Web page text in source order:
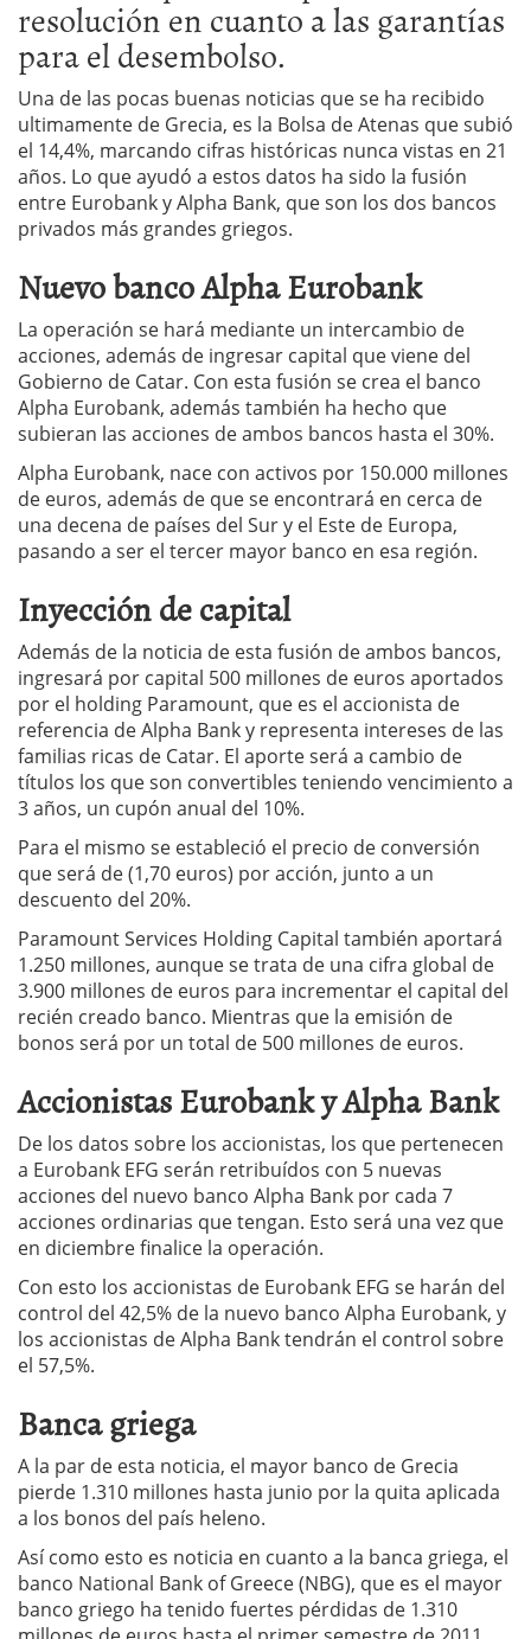
resolución en cuanto a las garantías
para el desembolso.
Una de las pocas buenas noticias que se ha recibido
ultimamente de Grecia, es la Bolsa de Atenas que subió
el 14,4%, marcando cifras históricas nunca vistas en 21
años. Lo que ayudó a estos datos ha sido la fusión
entre Eurobank y Alpha Bank, que son los dos bancos
privados más grandes griegos.
Nuevo banco Alpha Eurobank
La operación se hará mediante un intercambio de
acciones, además de ingresar capital que viene del
Gobierno de Catar. Con esta fusión se crea el banco
Alpha Eurobank, además también ha hecho que
subieran las acciones de ambos bancos hasta el 30%.
Alpha Eurobank, nace con activos por 150.000 millones
de euros, además de que se encontrará en cerca de
una decena de países del Sur y el Este de Europa,
pasando a ser el tercer mayor banco en esa región.
Inyección de capital
Además de la noticia de esta fusión de ambos bancos,
ingresará por capital 500 millones de euros aportados
por el holding Paramount, que es el accionista de
referencia de Alpha Bank y representa intereses de las
familias ricas de Catar. El aporte será a cambio de
títulos los que son convertibles teniendo vencimiento a
3 años, un cupón anual del 10%.
Para el mismo se estableció el precio de conversión
que será de (1,70 euros) por acción, junto a un
descuento del 20%.
Paramount Services Holding Capital también aportará
1.250 millones, aunque se trata de una cifra global de
3.900 millones de euros para incrementar el capital del
recién creado banco. Mientras que la emisión de
bonos será por un total de 500 millones de euros.
Accionistas Eurobank y Alpha Bank
De los datos sobre los accionistas, los que pertenecen
a Eurobank EFG serán retribuídos con 5 nuevas
acciones del nuevo banco Alpha Bank por cada 7
acciones ordinarias que tengan. Esto será una vez que
en diciembre finalice la operación.
Con esto los accionistas de Eurobank EFG se harán del
control del 42,5% de la nuevo banco Alpha Eurobank, y
los accionistas de Alpha Bank tendrán el control sobre
el 57,5%.
Banca griega
A la par de esta noticia, el mayor banco de Grecia
pierde 1.310 millones hasta junio por la quita aplicada
a los bonos del país heleno.
Así como esto es noticia en cuanto a la banca griega, el
banco National Bank of Greece (NBG), que es el mayor
banco griego ha tenido fuertes pérdidas de 1.310